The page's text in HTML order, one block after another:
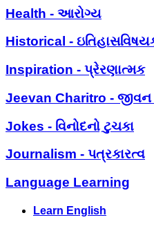
Health - આરોગ્ય
Historical -
Inspiration - પ્રેરણાત્મક
Jeevan Charitro - જીવન
Jokes - વિનોદનો ટુચકા
Journalism - પત્રકારત્વ
Language Learning
Learn English